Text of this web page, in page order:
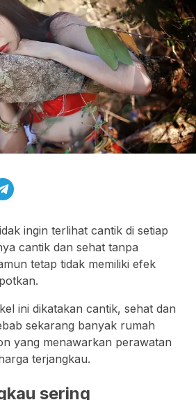
ingin terlihat cantik di setiap
cantik dan sehat tanpa
tetap tidak memiliki efek
ini dikatakan cantik, sehat dan
sekarang banyak rumah
yang menawarkan perawatan
terjangkau.
sering